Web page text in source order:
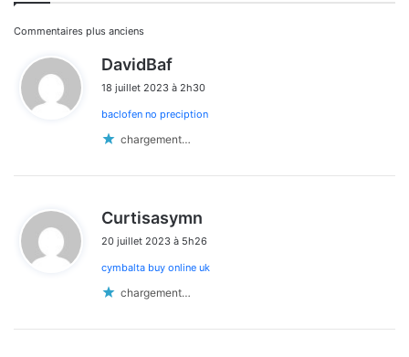
Navigation
dans
les
commentaires
Commentaires plus anciens
DavidBaf
t
18 juillet 2023 à 2h30
baclofen no preciption
chargement…
Curtisasymn
t
20 juillet 2023 à 5h26
cymbalta buy online uk
chargement…